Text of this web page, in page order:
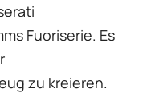
Fuoriserie. Es
zu kreieren.